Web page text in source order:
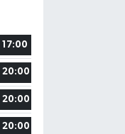
17:00
20:00
20:00
20:00